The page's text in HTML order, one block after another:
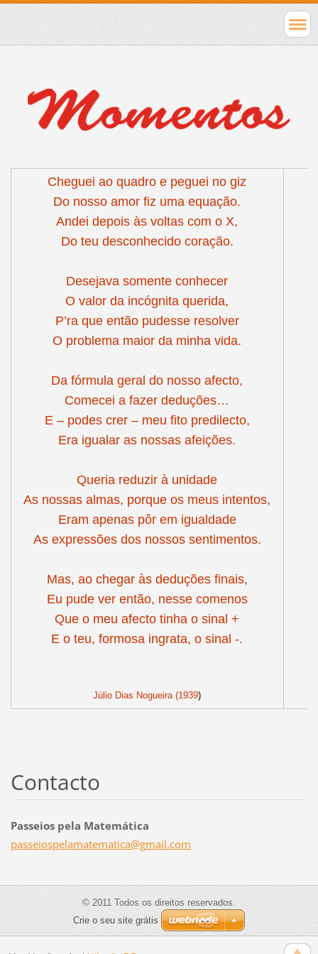
Cheguei ao quadro e peguei no giz
Do nosso amor fiz uma equação.
Andei depois às voltas com o X,
Do teu desconhecido coração.
Desejava somente conhecer
O valor da incógnita querida,
P’ra que então pudesse resolver
O problema maior da minha vida.
Da fórmula geral do nosso afecto,
Comecei a fazer deduções…
E – podes crer – meu fito predilecto,
Era igualar as nossas afeições.
Queria reduzir à unidade
As nossas almas, porque os meus intentos,
Eram apenas pôr em igualdade
As expressões dos nossos sentimentos.
Mas, ao chegar às deduções finais,
Eu pude ver então, nesse comenos
Que o meu afecto tinha o sinal +
E o teu, formosa ingrata, o sinal -.
Júlio Dias Nogueira (1939)
Contacto
Passeios pela Matemática
passeiospelamatematica@gmail.com
© 2011 Todos os direitos reservados.
Crie o seu site grátis